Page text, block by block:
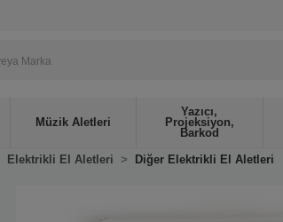
Müzik Aletleri
Yazıcı,
Projeksiyon,
Barkod
Elektrikli El Aletleri Diğer Elektrikli El Aletleri